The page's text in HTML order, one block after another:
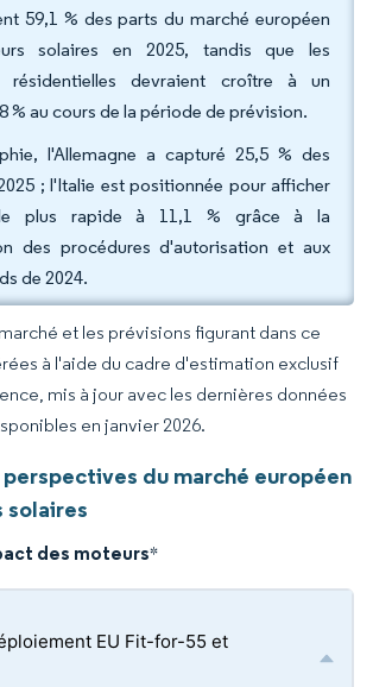
59,1 % des parts du marché européen
solaires en 2025, tandis que les
résidentielles devraient croître à un
% au cours de la période de prévision.
l'Allemagne a capturé 25,5 % des
; l'Italie est positionnée pour afficher
plus rapide à 11,1 % grâce à la
des procédures d'autorisation et aux
de 2024.
et les prévisions figurant dans ce
à l'aide du cadre d'estimation exclusif
mis à jour avec les dernières données
en janvier 2026.
du marché européen
solaires
des moteurs*
EU Fit-for-55 et